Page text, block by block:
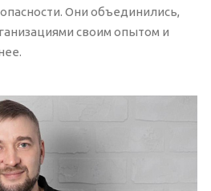
Они объединились,
своим опытом и